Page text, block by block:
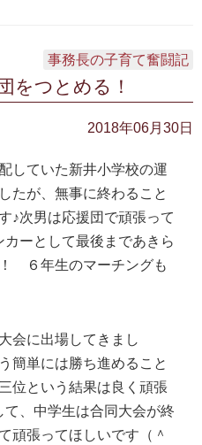
事務長の子育て奮闘記
をつとめる！
2018年06月30日
していた新井小学校の運
たが、無事に終わること
♪次男は応援団で頑張って
カーとして最後まであきら
６年生のマーチングも
会に出場してきまし
簡単には勝ち進めること
位という結果は良く頑張
、中学生は合同大会が終
頑張ってほしいです（＾